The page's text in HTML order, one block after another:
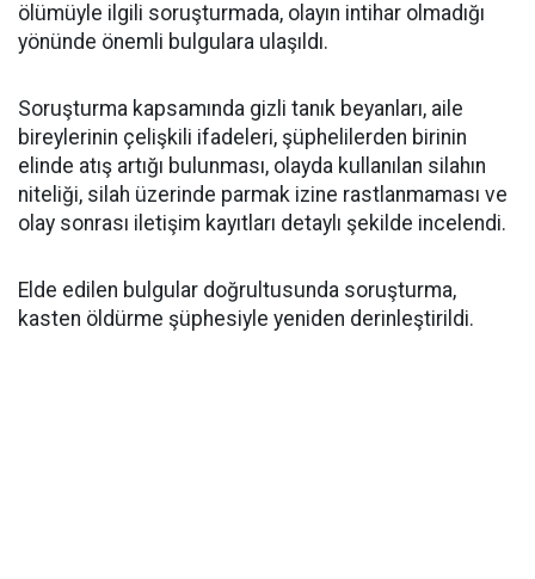
ölümüyle ilgili soruşturmada, olayın intihar olmadığı
yönünde önemli bulgulara ulaşıldı.
Soruşturma kapsamında gizli tanık beyanları, aile
bireylerinin çelişkili ifadeleri, şüphelilerden birinin
elinde atış artığı bulunması, olayda kullanılan silahın
niteliği, silah üzerinde parmak izine rastlanmaması ve
olay sonrası iletişim kayıtları detaylı şekilde incelendi.
Elde edilen bulgular doğrultusunda soruşturma,
kasten öldürme şüphesiyle yeniden derinleştirildi.